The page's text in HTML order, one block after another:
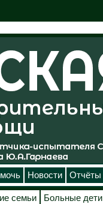
Новости Отчёты
семьи Больные дети